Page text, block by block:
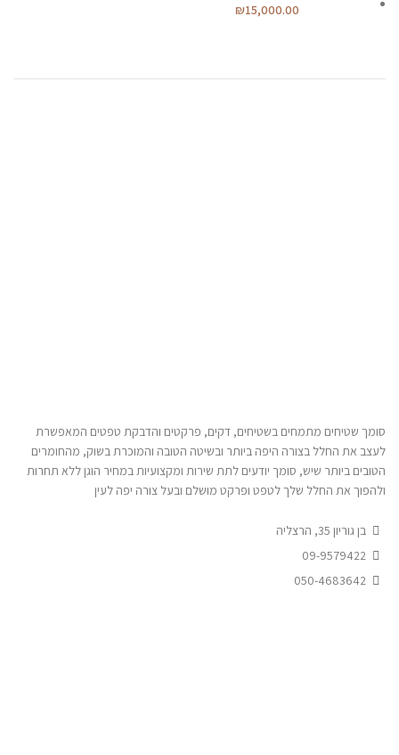
₪15,000.00
סומך שטיחים מתמחים בשטיחים, דקים, פרקטים והדבקת טפטים המאפשרת
לעצב את החלל בצורה היפה ביותר ובשיטה הטובה והמוכרת בשוק, מהחומרים
הטובים ביותר שיש, סומך יודעים לתת שירות ומקצועיות במחיר הוגן ללא תחרות
ולהפוך את החלל שלך לטפט ופרקט מושלם ובעל צורה יפה לעין
בן גוריון 35, הרצליה